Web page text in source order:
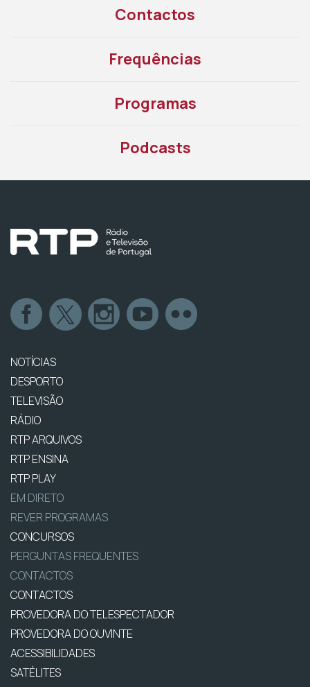
Contactos
Frequências
Programas
Podcasts
NOTÍCIAS
DESPORTO
TELEVISÃO
RÁDIO
RTP ARQUIVOS
RTP ENSINA
RTP PLAY
EM DIRETO
REVER PROGRAMAS
CONCURSOS
PERGUNTAS FREQUENTES
CONTACTOS
CONTACTOS
PROVEDORA DO TELESPECTADOR
PROVEDORA DO OUVINTE
ACESSIBILIDADES
SATÉLITES